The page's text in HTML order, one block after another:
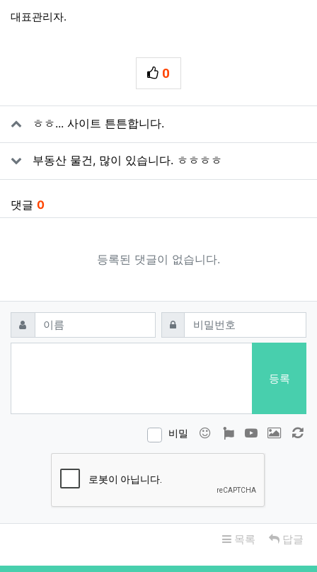
대표관리자.
0
추천
관련자료ㅎㅎ... 사이트 튼튼합니다.
부동산 물건, 많이 있습니다. ㅎㅎㅎㅎ
댓글 0
등록된 댓글이 없습니다.
댓글쓰기
이름 필수 비밀번호필수
등록
비밀 이모티콘폰트어썸
동영상 이미지
목록 답글